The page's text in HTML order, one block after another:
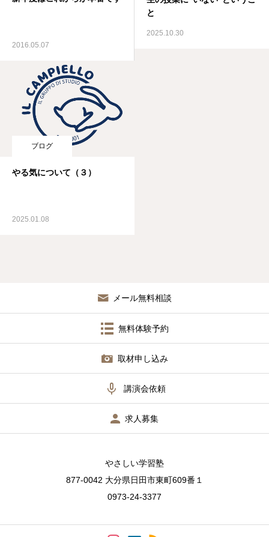
2016.05.07
と
2025.10.30
ブログ
やる気について（３）
2025.01.08
メール無料相談
無料体験予約
取材申し込み
 講演会依頼
求人募集
やさしい学習塾
877-0042 大分県日田市東町609番１
0973-24-3377